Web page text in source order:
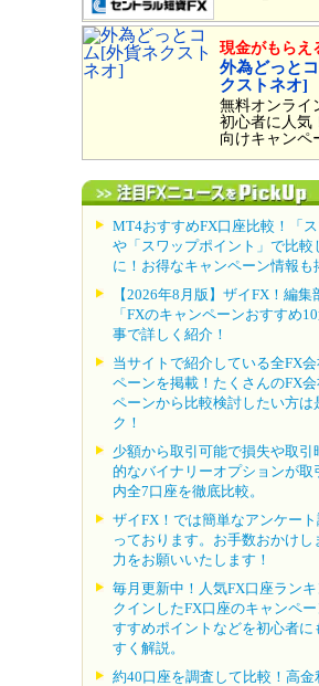
現金がもらえ
外為どっと
クストネオ]
無料オンライ
初心者に人気
向けキャンペ
MT4おすすめFX口座比較！「ス
や「スワップポイント」で比較
に！お得なキャンペーン情報も
【2026年8月版】ザイFX！編集
「FXのキャンペーンおすすめ
事で詳しく紹介！
当サイトで紹介している全FX
ペーンを掲載！たくさんのFX
ペーンから比較検討したい方は
ク！
少額から取引可能で損失や取引
的なバイナリーオプションが取
内全7口座を徹底比較。
ザイFX！では簡単なアンケー
っております。お手数おかけし
力をお願いいたします！
毎月更新中！人気FX口座ラン
クインしたFX口座のキャンペ
すすめポイントなどを初心者に
すく解説。
約40口座を調査して比較！高金